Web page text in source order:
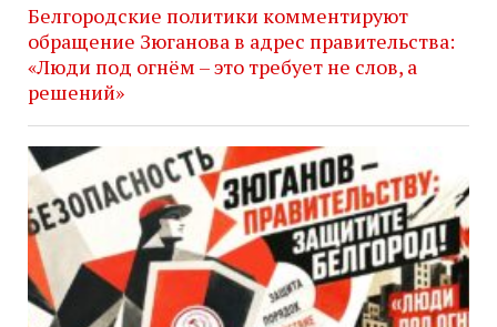
Белгородские политики комментируют
обращение Зюганова в адрес правительства:
«Люди под огнём – это требует не слов, а
решений»